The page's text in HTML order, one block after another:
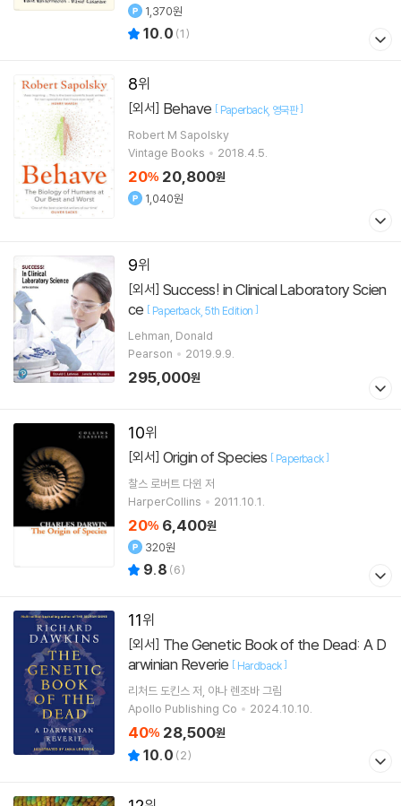
1,370원
10.0 (1)
8
[외서] Behave [ Paperback 영국판]
Robert M Sapolsky
Vintage Books
2018.4.5.
20% 20,800원
1,040원
9
[외서]
ce [ Paperback 5th Edition ]
Lehman, Donald
Pearson
2019.9.9.
295,000원
10
[외서] Origin of Species [ Paperback]
찰스 로버트 다윈 저
HarperCollins
2011.10.1.
20% 6,400원
320원
9.8 (6)
11
[외서]
arwinian Reverie [ Hardback]
리처드 도킨스 저 야나 렌조바그림
Apollo Publishing Co
2024.10.10.
40% 28,500원
10.0 (2)